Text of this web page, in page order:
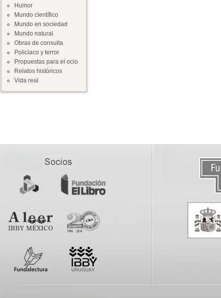
Humor
Mundo científico
Mundo en sociedad
Mundo natural
Obras de consulta
Policiaco y terror
Propuestas para el ocio
Relatos históricos
Vida real